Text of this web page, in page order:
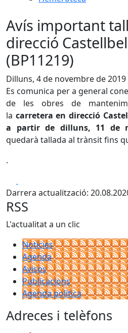
Avís important
direcció
(BP11219)
Dilluns, 4 de novembre de 2019
Es comunica per a general
de les obres de
la carretera en direcció
a partir de dilluns, 11 de
quedarà tallada al trànsit fins
.
Darrera actualització:
RSS
L'actualitat a un clic
Notícies
Agenda
Avisos
Publicacions
Agenda política
Adreces i telèfons